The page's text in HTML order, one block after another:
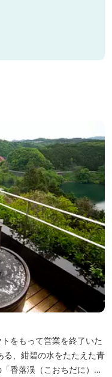
をもって営業を終了いた
香落渓（こおちだに）温